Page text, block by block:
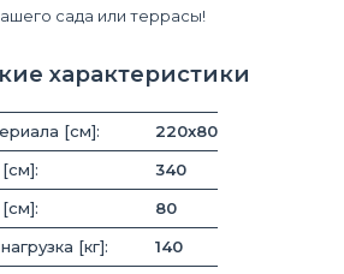
сада или террасы!
характеристики
[см]:
220x80
340
80
[кг]:
140